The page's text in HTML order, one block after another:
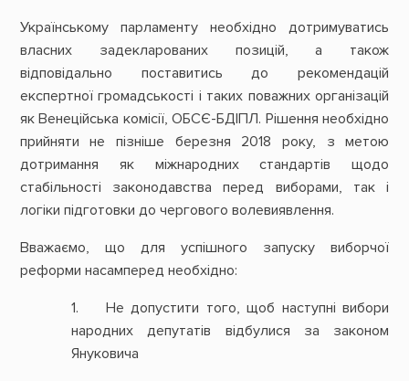
Українському парламенту необхідно дотримуватись
власних задекларованих позицій, а також
відповідально поставитись до рекомендацій
експертної громадськості і таких поважних організацій
як Венеційська комісії, ОБСЄ-БДІПЛ. Рішення необхідно
прийняти не пізніше березня 2018 року, з метою
дотримання як міжнародних стандартів щодо
стабільності законодавства перед виборами, так і
логіки підготовки до чергового волевиявлення.
Вважаємо, що для успішного запуску виборчої
реформи насамперед необхідно:
1. Не допустити того, щоб наступні вибори
народних депутатів відбулися за законом
Януковича